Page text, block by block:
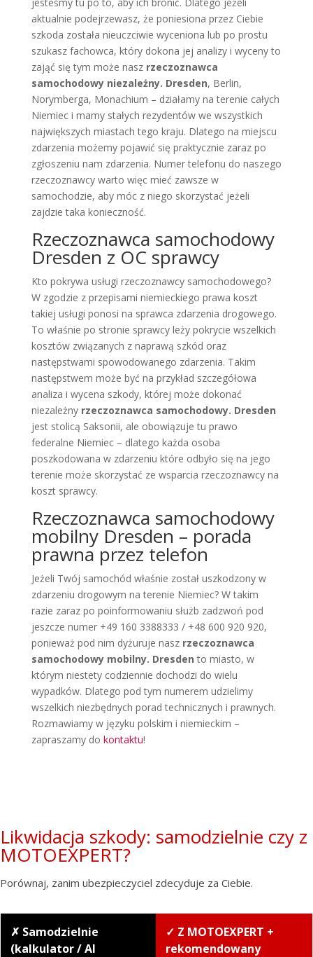
aktualnie podejrzewasz, że poniesiona przez Ciebie
szkoda została nieuczciwie wyceniona lub po prostu
szukasz fachowca, który dokona jej analizy i wyceny to
zająć się tym może nasz rzeczoznawca
samochodowy niezależny. Dresden, Berlin,
Norymberga, Monachium – działamy na terenie całych
Niemiec i mamy stałych rezydentów we wszystkich
największych miastach tego kraju. Dlatego na miejscu
zdarzenia możemy pojawić się praktycznie zaraz po
zgłoszeniu nam zdarzenia. Numer telefonu do naszego
rzeczoznawcy warto więc mieć zawsze w
samochodzie, aby móc z niego skorzystać jeżeli
zajdzie taka konieczność.
Rzeczoznawca samochodowy
Dresden z OC sprawcy
Kto pokrywa usługi rzeczoznawcy samochodowego?
W zgodzie z przepisami niemieckiego prawa koszt
takiej usługi ponosi na sprawca zdarzenia drogowego.
To właśnie po stronie sprawcy leży pokrycie wszelkich
kosztów związanych z naprawą szkód oraz
następstwami spowodowanego zdarzenia. Takim
następstwem może być na przykład szczegółowa
analiza i wycena szkody, której może dokonać
niezależny rzeczoznawca samochodowy. Dresden
jest stolicą Saksonii, ale obowiązuje tu prawo
federalne Niemiec – dlatego każda osoba
poszkodowana w zdarzeniu które odbyło się na jego
terenie może skorzystać ze wsparcia rzeczoznawcy na
koszt sprawcy.
Rzeczoznawca samochodowy
mobilny Dresden – porada
prawna przez telefon
Jeżeli Twój samochód właśnie został uszkodzony w
zdarzeniu drogowym na terenie Niemiec? W takim
razie zaraz po poinformowaniu służb zadzwoń pod
jeszcze numer +49 160 3388333 / +48 600 920 920,
ponieważ pod nim dyżuruje nasz rzeczoznawca
samochodowy mobilny. Dresden to miasto, w
którym niestety codziennie dochodzi do wielu
wypadków. Dlatego pod tym numerem udzielimy
wszelkich niezbędnych porad technicznych i prawnych.
Rozmawiamy w języku polskim i niemieckim –
zapraszamy do kontaktu!
Likwidacja szkody: samodzielnie czy z
MOTOEXPERT?
Porównaj, zanim ubezpieczyciel zdecyduje za Ciebie.
✗ Samodzielnie
(kalkulator / AI
✓ Z MOTOEXPERT +
rekomendowany